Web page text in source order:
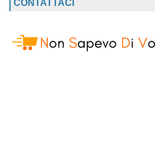
CONTATTACI